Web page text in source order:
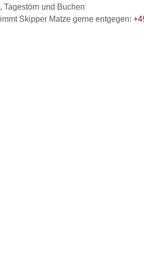
Tagestörn und Buchen
Skipper Matze gerne entgegen: